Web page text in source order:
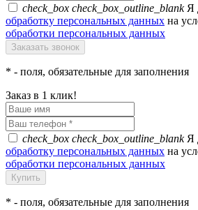
check_box check_box_outline_blankЯ
обработку персональных данных на
обработки персональных данных
* - поля, обязательные для заполнения
Заказ в 1 клик!
check_box check_box_outline_blankЯ
обработку персональных данных на
обработки персональных данных
* - поля, обязательные для заполнения